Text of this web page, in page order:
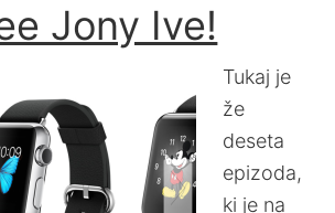
Jony Ive!
Tukaj je
že
deseta
epizoda,
ki je na